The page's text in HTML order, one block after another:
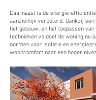
Daarnaast is de energie-
aanzienlijk verbeterd. Dankzij
het gebouw, en het toepassen
technieken voldoet de woning nu
normen voor isolatie en
wooncomfort naar een hoger